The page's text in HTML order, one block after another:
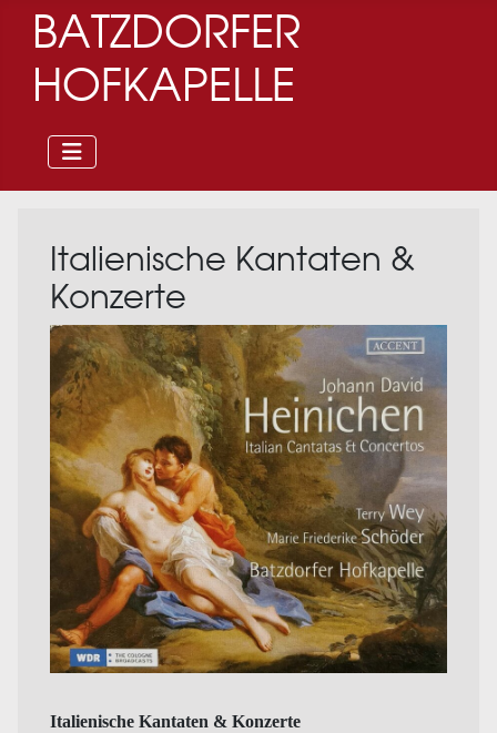
BATZDORFER
HOFKAPELLE
Italienische Kantaten &
Konzerte
Italienische Kantaten & Konzerte